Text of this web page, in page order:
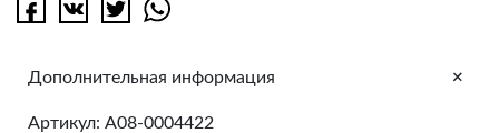
Дополнительная информация +
Артикул: A08-0004422